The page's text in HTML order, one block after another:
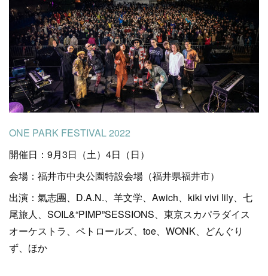
ONE PARK FESTIVAL 2022
開催日：9月3日（土）4日（日）
会場：福井市中央公園特設会場（福井県福井市）
出演：氣志團、D.A.N.、羊文学、Awich、kiki vivi lily、七
尾旅人、SOIL&“PIMP”SESSIONS、東京スカパラダイス
オーケストラ、ペトロールズ、toe、WONK、どんぐり
ず、ほか